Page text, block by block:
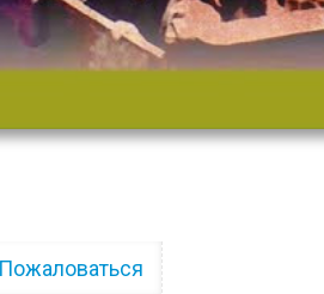
Пожаловаться